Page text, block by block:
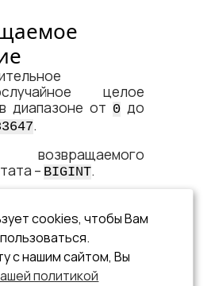
целое
диапазоне от 0 до
.
– BIGINT.
чисел
случайных чисел
функции
cookies, чтобы Вам
с нашим сайтом, Вы
политикой